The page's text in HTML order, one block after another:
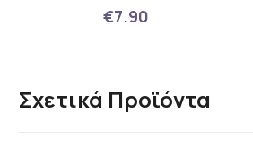
€7.90
Σχετικά Προϊόντα